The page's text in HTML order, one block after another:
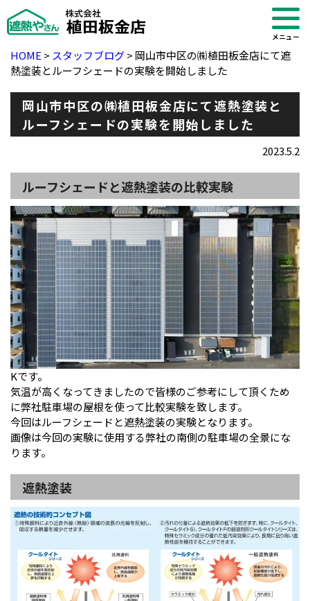
・ブログ
メニュー
HOME > スタッフブログ> 岡山市中区の㈱植田板金店にて遮
熱塗装とルーフシェードの実験を開始しました
岡山市中区の㈱植田板金店にて遮熱塗装と
ルーフシェードの実験を開始しました
2023.5.2
ルーフシェードと遮熱塗装の比較実験
Kです。
気温が高くなってきましたので皆様のご参考にして頂くため
に弊社駐車場の屋根を使って比較実験を致します。
今回はルーフシェードと遮熱塗装の実験となります。
画像は今回の実験に使用する弊社の南側の駐車場の全景にな
ります。
遮熱塗装